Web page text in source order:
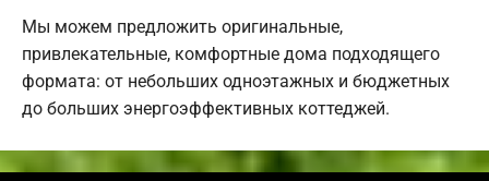
Мы можем предложить оригинальные,
привлекательные, комфортные дома подходящего
формата: от небольших одноэтажных и бюджетных
до больших энергоэффективных коттеджей.